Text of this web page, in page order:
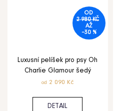
OD
2 980 KČ
AŽ
–30 %
Luxusní pelíšek pro psy Oh
Charlie Glamour šedý
od 2 090 Kč
DETAIL